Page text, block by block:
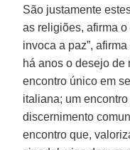
São justamente
as religiões, afirma o
invoca a paz”,
há anos o desejo de
encontro único em
italiana; um
discernimento
encontro que,